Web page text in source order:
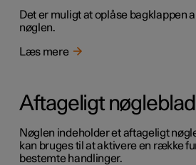
Det er muligt at oplåse bagklappen
nøglen.
Læs mere
Aftageligt nøgleblad
Nøglen indeholder et aftageligt
kan bruges til at aktivere en række
bestemte handlinger.